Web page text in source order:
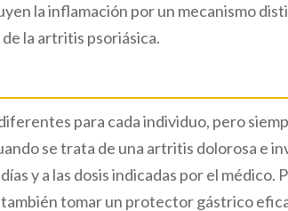
la inflamación por un mecanismo
la artritis psoriásica.
para cada individuo, pero
se trata de una artritis dolorosa e
y a las dosis indicadas por el médico.
tomar un protector gástrico